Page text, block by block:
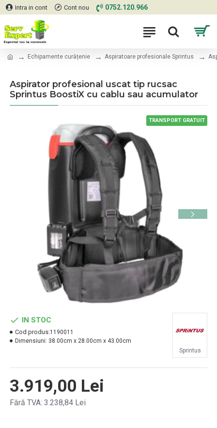
Intra in cont Cont nou 0752.120.966
Echipamente curățenie Aspiratoare profesionale Sprintus
Aspirator profesional uscat tip rucsac
Sprintus BoostiX cu cablu sau acumulator
TRANSPORT GRATUIT
3.919,00 Lei
Fără TVA: 3.238,84 Lei
IN STOC
Cod produs:1190011
Dimensiuni: 38.00cm x 28.00cm x 43.00cm
Sprintus